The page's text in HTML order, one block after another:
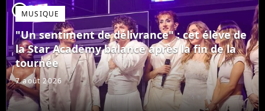
player2MUSIQUE
"Un sentiment de délivrance" : cet élève de
la Star Academy balance après la fin de la
tournée
7 août 2026